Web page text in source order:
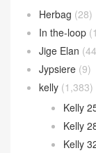
Herbag (28)
In the-loop
Jige Elan
Jypsiere (9)
kelly (1,383)
Kelly
Kelly
Kelly